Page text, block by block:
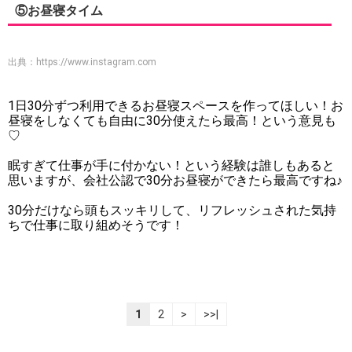
⑤お昼寝タイム
出典： https://www.instagram.com
1日30分ずつ利用できるお昼寝スペースを作ってほしい！お
昼寝をしなくても自由に30分使えたら最高！という意見も
♡
眠すぎて仕事が手に付かない！という経験は誰しもあると
思いますが、会社公認で30分お昼寝ができたら最高ですね♪
30分だけなら頭もスッキリして、リフレッシュされた気持
ちで仕事に取り組めそうです！
1 2 > >>|